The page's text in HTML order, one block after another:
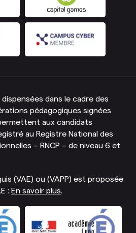
dans le cadre des
pédagogiques signées
aux candidats
au Registre National des
– RNCP – de niveau 6 et
(VAE) ou (VAPP) est proposée
: En savoir plus.